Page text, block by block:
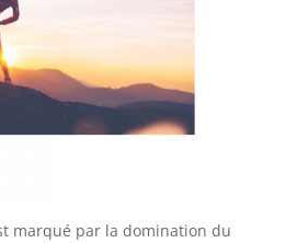
marqué par la domination du